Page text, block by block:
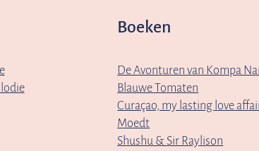
Boeken
De Avonturen van Kompa
Blauwe Tomaten
Curaçao, my lasting love
Moedt
Shushu & Sir Raylison